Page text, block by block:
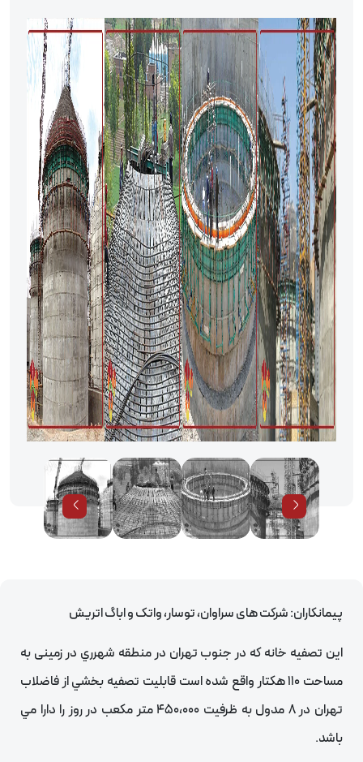
پيمانكاران: شركت های سراوان، توسار، واتک و اباگ اتريش
اين تصفيه خانه كه در جنوب تهران در منطقه شهرري در زمينی به
مساحت 110 هكتار واقع شده است قابليت تصفيه بخشي از فاضلاب
تهران در 8 مدول به ظرفيت 450،000 متر مكعب در روز را دارا مي
باشد.